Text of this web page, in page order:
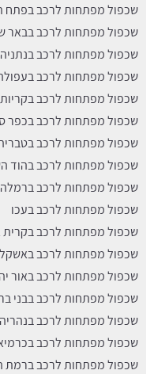
שכפול מפתחות לרכב בפתח
שכפול מפתחות לרכב בבאר
שכפול מפתחות לרכב בנתניה
שכפול מפתחות לרכב
שכפול מפתחות לרכב בקריות
שכפול מפתחות לרכב בכפר
שכפול מפתחות לרכב
שכפול מפתחות לרכב בהוד
שכפול מפתחות לרכב ברמלה
שכפול מפתחות לרכב בעכו
שכפול מפתחות לרכב בקרית
שכפול מפתחות לרכב
שכפול מפתחות לרכב באור
שכפול מפתחות לרכב בבני
שכפול מפתחות לרכב בנהריה
שכפול מפתחות לרכב
שכפול מפתחות לרכב ברמת